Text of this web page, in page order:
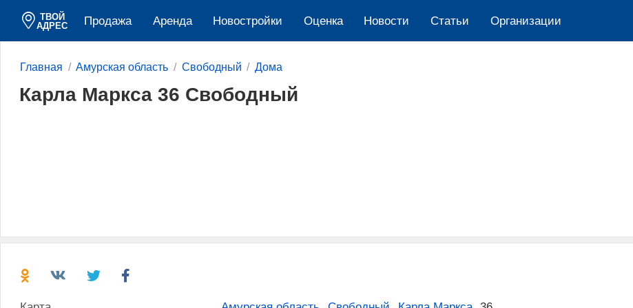
ТВОЙ
АДРЕС
Продажа Аренда Новостройки Оценка Новости Cтатьи Организации
Главная Амурская область Свободный Дома
Карла Маркса 36 Свободный